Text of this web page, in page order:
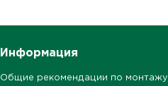
Информация
Общие рекомендации по монтажу